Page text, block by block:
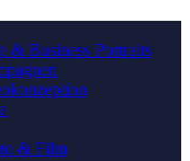
& Business Portraits
& Film